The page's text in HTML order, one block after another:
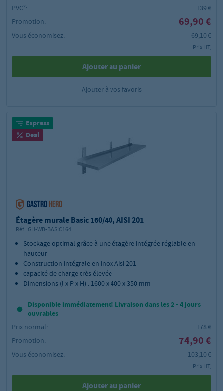
PVC²:
139 €
Promotion:
69,90 €
Vous économisez: 69,10 €
Prix HT,
Ajouter au panier
Ajouter à vos favoris
Express
Deal
Étagère murale Basic 160/40, AISI 201
Réf.: GH-WB-BASIC164
Stockage optimal grâce à une étagère intégrée réglable en
hauteur
Construction intégrale en inox Aisi 201
capacité de charge très élevée
Dimensions (l x P x H) : 1600 x 400 x 350 mm
Disponible immédiatement! Livraison dans les 2 - 4 jours
ouvrables
Prix normal:
178 €
Promotion:
74,90 €
Vous économisez: 103,10 €
Prix HT,
Ajouter au panier